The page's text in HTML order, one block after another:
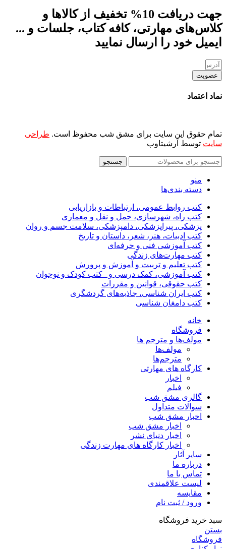
جهت دریافت 10% تخفیف از کالاها و
کلاس‌های مهارتی، کافه کتاب، جلسات و ...
ایمیل خود را ارسال نمایید
عضویت
نماد اعتماد
تمام حقوق این سایت برای مشق شب محفوظ است. طراحی
سایت توسط آرشیتاوب
جستجو
منو
دسته بندی‌ها
کتب روابط عمومی، ارتباطات و بازاریابی
کتب راه، شهرسازی، حمل و نقل و معماری
پزشکی، پیراپزشکی، دامپزشکی، سلامت جسم و روان
کتب ادبیات، هنر، شعر، داستان و تاریخ
کتب آموزشی فنی و حرفه‌ای
کتب مهارت‌های زندگی
کتب تعلیم و تربیت و آموزش و پرورش
کتب آموزشی، کمک درسی و _کتب کودک و نوجوان
کتب حقوقی، قوانین و مقررات
کتب ایران شناسی، جاذبه‌های گردشگری
کتب دامغان شناسی
خانه
فروشگاه
مولف‌ها و مترجم ها
مولف‌ها
مترجم‌ها
کارگاه های مهارتی
اخبار
فیلم
گالری مشق شب
سوالات متداول
اخبار مشق شب
اخبار مشق شب
اخبار دنیای نشر
اخبار کارگاه های مهارت زندگی
سایر آثار
درباره ما
تماس با ما
لیست علاقمندی
مقایسه
ورود / ثبت نام
سبد خرید فروشگاه
بستن
فروشگاه